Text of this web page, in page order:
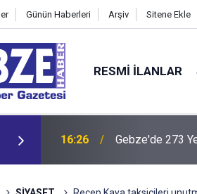
Günün Haberleri Arşiv Sitene Ekle
RESMI İLANLAR
16:24 “Tarihi Okul